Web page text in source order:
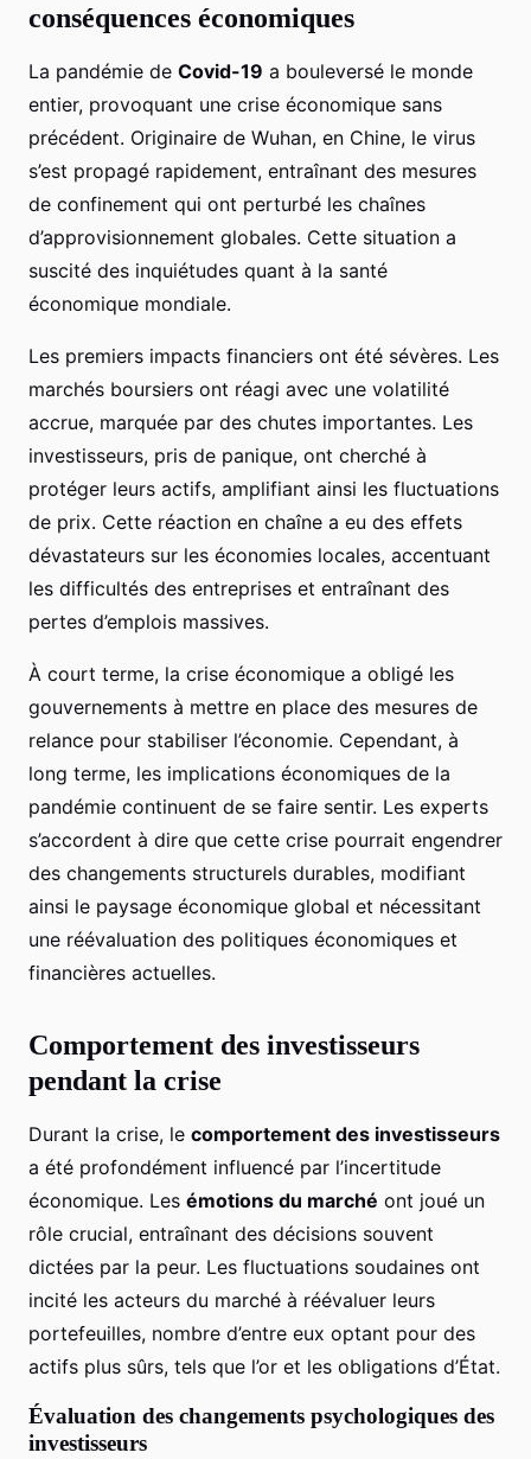
conséquences économiques
La pandémie de Covid-19 a bouleversé le monde
entier, provoquant une crise économique sans
précédent. Originaire de Wuhan, en Chine, le virus
s’est propagé rapidement, entraînant des mesures
de confinement qui ont perturbé les chaînes
d’approvisionnement globales. Cette situation a
suscité des inquiétudes quant à la santé
économique mondiale.
Les premiers impacts financiers ont été sévères. Les
marchés boursiers ont réagi avec une volatilité
accrue, marquée par des chutes importantes. Les
investisseurs, pris de panique, ont cherché à
protéger leurs actifs, amplifiant ainsi les fluctuations
de prix. Cette réaction en chaîne a eu des effets
dévastateurs sur les économies locales, accentuant
les difficultés des entreprises et entraînant des
pertes d’emplois massives.
À court terme, la crise économique a obligé les
gouvernements à mettre en place des mesures de
relance pour stabiliser l’économie. Cependant, à
long terme, les implications économiques de la
pandémie continuent de se faire sentir. Les experts
s’accordent à dire que cette crise pourrait engendrer
des changements structurels durables, modifiant
ainsi le paysage économique global et nécessitant
une réévaluation des politiques économiques et
financières actuelles.
Comportement des investisseurs
pendant la crise
Durant la crise, le comportement des investisseurs
a été profondément influencé par l’incertitude
économique. Les émotions du marché ont joué un
rôle crucial, entraînant des décisions souvent
dictées par la peur. Les fluctuations soudaines ont
incité les acteurs du marché à réévaluer leurs
portefeuilles, nombre d’entre eux optant pour des
actifs plus sûrs, tels que l’or et les obligations d’État.
Évaluation des changements psychologiques des
investisseurs